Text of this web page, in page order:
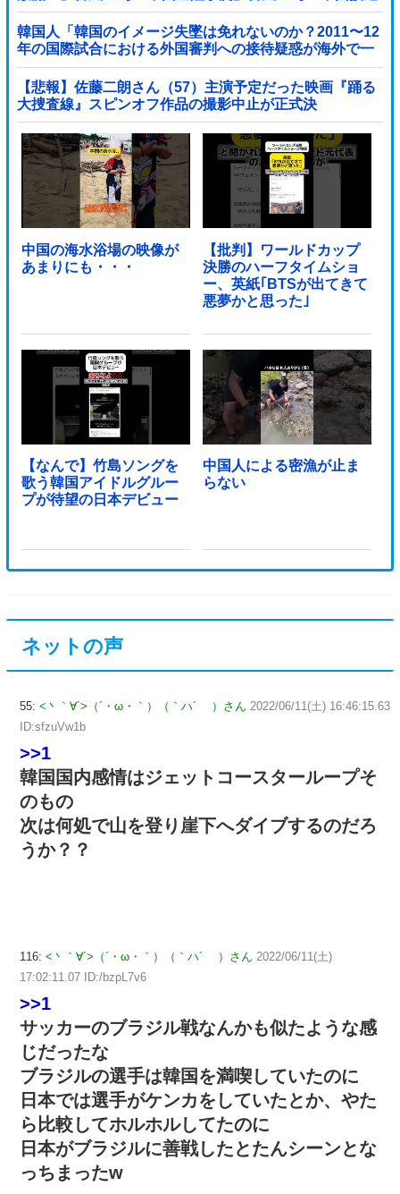
（画像」中国「台風同時上陸！（穀物生産が壊滅危機」
→
韓国人「韓国のイメージ失墜は免れないのか？2011〜12
年の国際試合における外国審判への接待疑惑が海外で一
斉に報じられる‥」
【悲報】佐藤二朗さん（57）主演予定だった映画『踊る
大捜査線』スピンオフ作品の撮影中止が正式決
定・・・・・・・・・他
中国の海水浴場の映像が
あまりにも・・・
【批判】ワールドカップ
決勝のハーフタイムショ
ー、英紙｢BTSが出てきて
悪夢かと思った｣
【なんで】竹島ソングを
歌う韓国アイドルグルー
プが待望の日本デビュー
中国人による密漁が止ま
らない
ネットの声
55: <丶｀∀´>（´・ω・｀）（｀ハ´ ）さん 2022/06/11(土) 16:46:15.63
ID:sfzuVw1b
>>1
韓国国内感情はジェットコースターループそ
のもの
次は何処で山を登り崖下へダイブするのだろ
うか？？
116: <丶｀∀´>（´・ω・｀）（｀ハ´ ）さん 2022/06/11(土)
17:02:11.07 ID:/bzpL7v6
>>1
サッカーのブラジル戦なんかも似たような感
じだったな
ブラジルの選手は韓国を満喫していたのに
日本では選手がケンカをしていたとか、やた
ら比較してホルホルしてたのに
日本がブラジルに善戦したとたんシーンとな
っちまったw